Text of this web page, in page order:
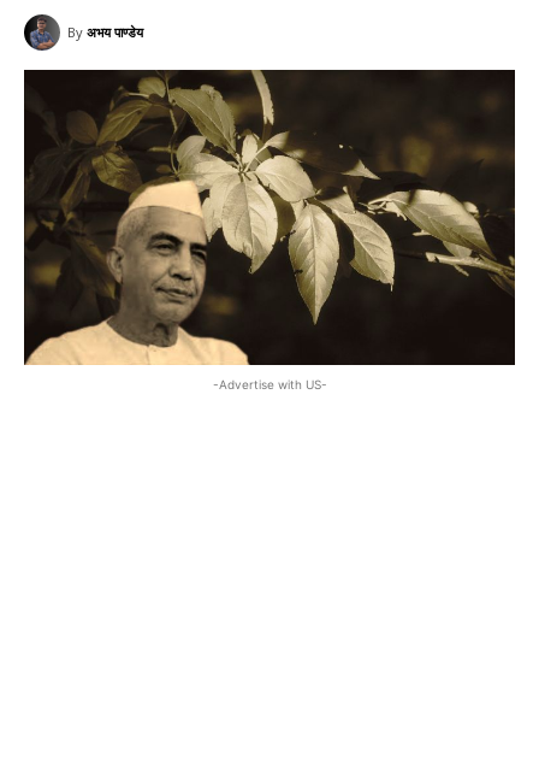
By अभय पाण्डेय
-Advertise with US-